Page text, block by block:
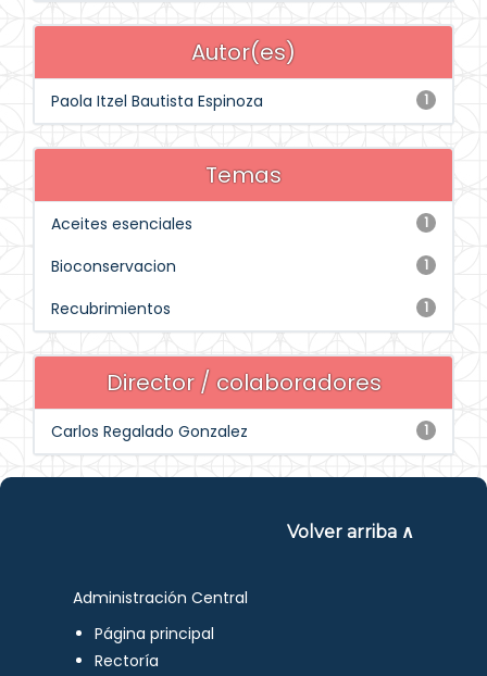
Autor(es)
1
Paola Itzel Bautista Espinoza
Temas
1
Aceites esenciales
1
Bioconservacion
1
Recubrimientos
Director / colaboradores
1
Carlos Regalado Gonzalez
Volver arriba ∧
Administración Central
Página principal
Rectoría